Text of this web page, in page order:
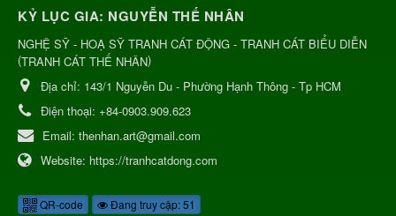
KỶ LỤC GIA: NGUYỄN THẾ NHÂN
NGHỆ SỸ - HOẠ SỸ TRANH CÁT ĐỘNG - TRANH CÁT BIỂU DIỄN
(TRANH CÁT THẾ NHÂN)
Địa chỉ: 143/1 Nguyễn Du - Phường Hạnh Thông - Tp HCM
Điện thoại: +84-0903.909.623
Email: thenhan.art@gmail.com
Website: https://tranhcatdong.com
QR-code Đang truy cập: 51